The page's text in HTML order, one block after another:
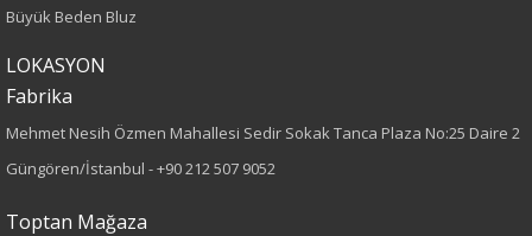
Desen
Büyük Beden Bluz
LOKASYON
Fabrika
Mehmet Nesih Özmen Mahallesi Sedir Sokak Tanca Plaza No:25 Daire 2
Güngören/İstanbul -+90 212 507 9052
Toptan Mağaza